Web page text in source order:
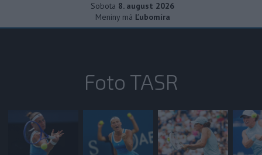
Sobota 8. august 2026
Meniny má Ľubomíra
Foto TASR